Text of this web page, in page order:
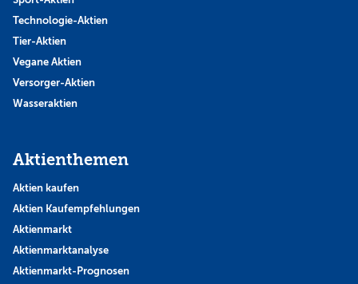
Technologie-Aktien
Tier-Aktien
Vegane Aktien
Versorger-Aktien
Wasseraktien
Aktienthemen
Aktien kaufen
Aktien Kaufempfehlungen
Aktienmarkt
Aktienmarktanalyse
Aktienmarkt-Prognosen